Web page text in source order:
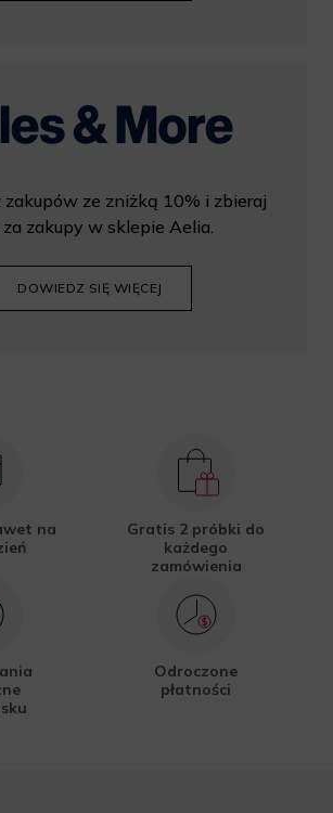
zakupów ze zniżką 10% i zbieraj
zakupy w sklepie Aelia.
DOWIEDZ SIĘ WIĘCEJ
na
Gratis 2 próbki do
każdego
zamówienia
Odroczone
płatności